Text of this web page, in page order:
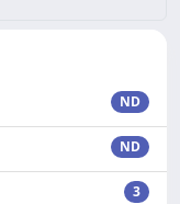
ND
ND
3